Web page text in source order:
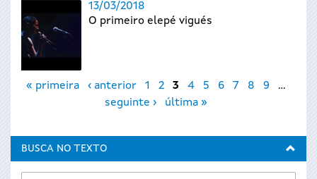
13/03/2018
O primeiro elepé vigués
Páxinas
« primeira ‹ anterior 1 2 3 4 5 6 7 8 9
…
seguinte ›
última »
BUSCA NO TEXTO